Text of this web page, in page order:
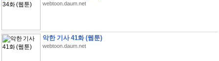
webtoon.daum.net
악한 기사 41화 (웹툰)
webtoon.daum.net